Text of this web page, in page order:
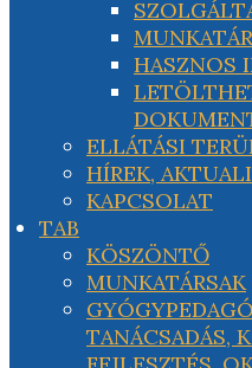
HASZNOS
ELLÁTÁSI
HÍREK,
KAPCSOLAT
TAB
KÖSZÖNTŐ
MUNKATÁRSAK
TANÁCSADÁS,